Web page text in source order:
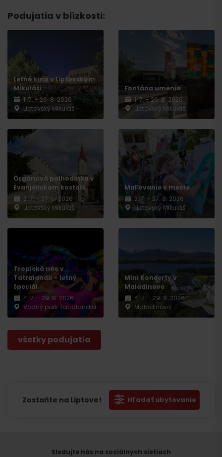
Podujatia v blízkosti:
Letné kino v Liptovskom
Mikuláši
1. 7. - 26. 8. 2026
Liptovský Mikuláš
Fontána umenia
1. 7. - 26. 8. 2026
Liptovský Mikuláš
Organová polhodinka v
Evanjelickom kostole
2. 7. - 27. 8. 2026
Liptovský Mikuláš
Maľovanie v meste
2. 7. - 27. 8. 2026
Liptovský Mikuláš
Tropická noc v
Tatralandii – letný
špeciál
4. 7. - 29. 8. 2026
Vodný park Tatralandia
Mini Koncerty v
Maladinove
4. 7. - 29. 8. 2026
Maladinovo
všetky podujatia
Zostaňte na Liptove! Hľadať ubytovanie
Odchod
Sledujte nás na sociálnych sietiach